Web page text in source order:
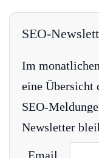
SEO-
Im
eine Übersicht
SEO-
Newsletter
Email